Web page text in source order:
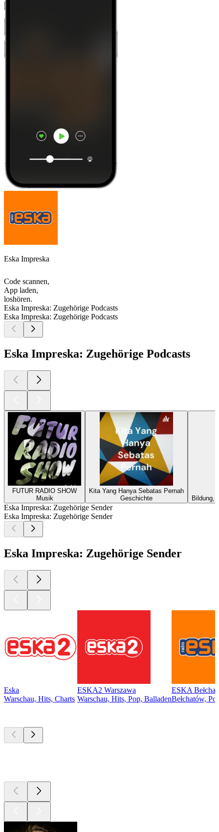
Eska Impreska
Code scannen,
App laden,
loshören.
Eska Impreska: Zugehörige Podcasts
Eska Impreska: Zugehörige Podcasts
Eska Impreska: Zugehörige Podcasts
FUTUR RADIO SHOW
Musik
Kita Yang Hanya Sebatas Pernah
Geschichte
Bildung,
Eska Impreska: Zugehörige Sender
Eska Impreska: Zugehörige Sender
Eska Impreska: Zugehörige Sender
Eska
Warschau, Hits, Charts
ESKA2 Warszawa
Warschau, Hits, Pop, Balladen
ESKA
Bełchatów,